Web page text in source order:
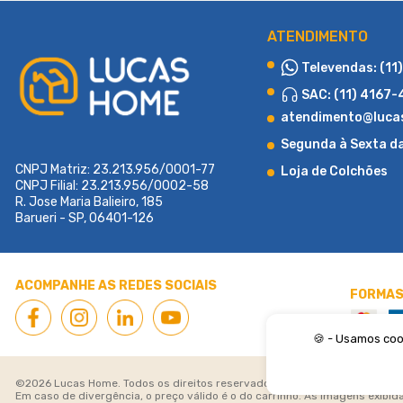
mesma filosofia que a tornou um sucesso: “Satisfação total
colchões do mercado, unindo conveniência, variedade e
missão de sermos o maior e-commerce de colchões do Brasil.
CNPJ Matriz: 23.213.956/0001-77
CNPJ Filial: 23.213.956/0002-58
R. Jose Maria Balieiro, 185
Barueri - SP, 06401-126
ATENDIMENTO
Televendas:
SAC: (11)
Segunda à Sexta
Loja de Colchões
ACOMPANHE AS REDES SOCIAIS
©2026 Lucas Home. Todos os direitos reservados. Preços e condições
Em caso de divergência, o preço válido é o do carrinho. As imagens
🍪 - Usamos